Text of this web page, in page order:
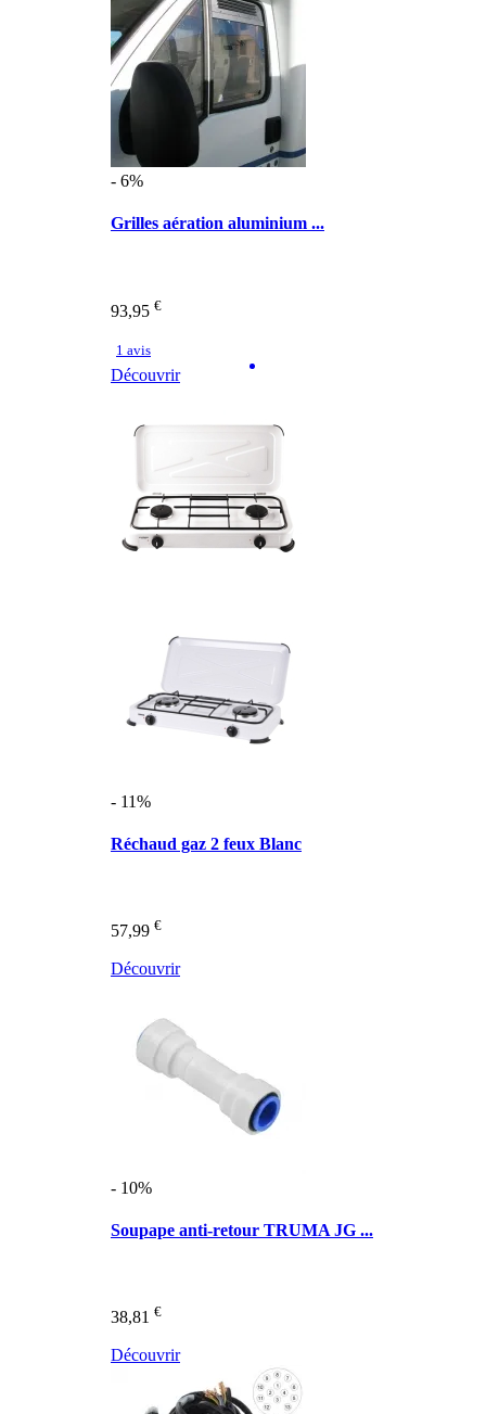
- 6%
Grilles aération aluminium ...
93,95 €
1 avis
Découvrir
- 11%
Réchaud gaz 2 feux Blanc
57,99 €
Découvrir
- 10%
Soupape anti-retour TRUMA JG ...
38,81 €
Découvrir